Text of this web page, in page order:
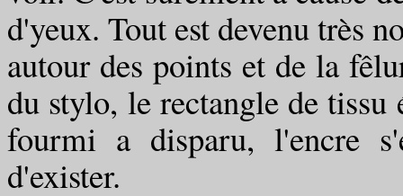
d'yeux. Tout est devenu très
autour des points et de la
du stylo, le rectangle de tissu
fourmi a disparu, l'encre
d'exister.